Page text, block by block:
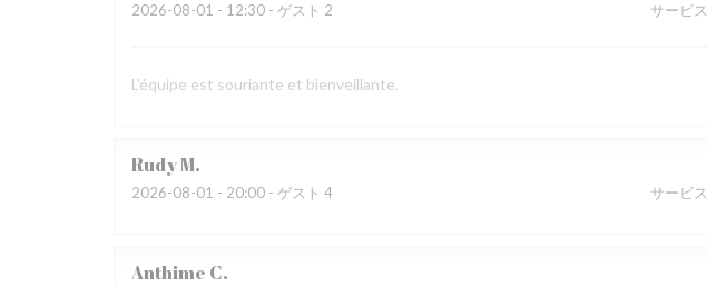
2026-08-01 - 12:30 - ゲスト 2 サービス
L'équipe est souriante et bienveillante.
RudyM
2026-08-01 - 20:00 - ゲスト 4 サービス
Anthime C